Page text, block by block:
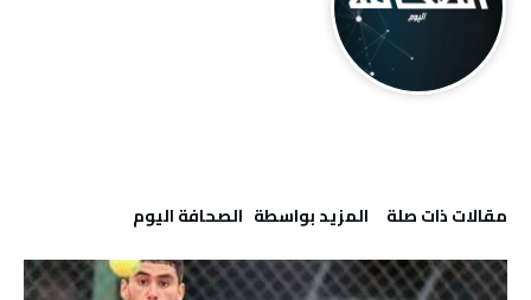
‫مقالات ذات صلة‬ ‫‫المزيد بواسطة‬ ‬ ‭ ‬الصحافة‭ ‬اليوم